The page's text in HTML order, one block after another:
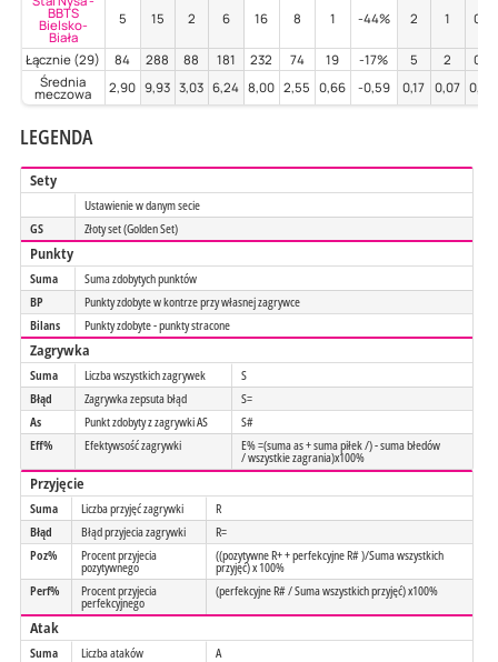
BBTS
Bielsko-
Biała
5 15 2 6 16 8 1 -44% 2 1 0%
Łącznie (29) 84 288 88 181 232 74 19 -17% 5 2
0%
Średnia
meczowa 2,90 9,93 3,03 6,24 8,00 2,55 0,66 -0,59 0,17 0,07 0,00
LEGENDA
Sety
Ustawienie w danym secie
GS
Złoty set (Golden Set)
Punkty
Suma
Suma zdobytych punktów
BP
Punkty zdobyte w kontrze przy własnej zagrywce
Bilans
Punkty zdobyte - punkty stracone
Zagrywka
Suma Liczba wszystkich zagrywek
S
Błąd
Zagrywka zepsuta błąd
S=
As
Punkt zdobyty z zagrywki AS
S#
Eff%
Efektywsość zagrywki E% =(suma as + suma piłek /) - suma błedów
/ wszystkie zagrania)x100%
Przyjęcie
Suma Liczba przyjęć zagrywki
R
Błąd
Błąd przyjecia zagrywki
R=
Poz%
Procent przyjecia
pozytywnego
((pozytywne R+ + perfekcyjne R# )/Suma wszystkich
przyjęć) x 100%
Perf%
Procent przyjecia
perfekcyjnego
(perfekcyjne R# / Suma wszystkich przyjęć) x100%
Atak
Suma Liczba ataków
A